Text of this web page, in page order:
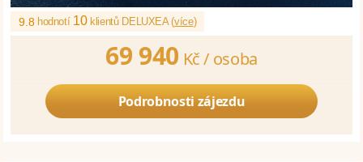
9.8 hodnotí 10klientů DELUXEA (více)
69 940 Kč / osoba
Podrobnosti zájezdu